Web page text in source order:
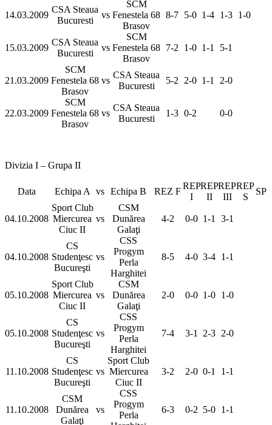
14.03.2009
CSA Steaua
Bucuresti
vs
SCM
Fenestela 68
Brasov
8-7 5-0 1-4 1-3 1-0
15.03.2009
CSA Steaua
Bucuresti
vs
SCM
Fenestela 68
Brasov
7-2 1-0 1-1 5-1
21.03.2009
SCM
Fenestela 68
Brasov
vs
CSA Steaua
Bucuresti
5-2 2-0 1-1 2-0
22.03.2009
SCM
Fenestela 68
Brasov
vs
CSA Steaua
Bucuresti
1-3 0-2 0-0
Divizia I – Grupa II
Data Echipa A vs Echipa B REZ F
REP
I
REP
II
REP
III
REP
S
SP
04.10.2008
Sport Club
Miercurea
Ciuc II
vs
CSM
Dunărea
Galaţi
4-2 0-0 1-1 3-1
04.10.2008
CS
Studenţesc
Bucureşti
vs
CSS
Progym
Perla
Harghitei
8-5 4-0 3-4 1-1
05.10.2008
Sport Club
Miercurea
Ciuc II
vs
CSM
Dunărea
Galaţi
2-0 0-0 1-0 1-0
05.10.2008
CS
Studenţesc
Bucureşti
vs
CSS
Progym
Perla
Harghitei
7-4 3-1 2-3 2-0
11.10.2008
CS
Studenţesc
Bucureşti
vs
Sport Club
Miercurea
Ciuc II
3-2 2-0 0-1 1-1
11.10.2008
CSM
Dunărea
Galaţi
vs
CSS
Progym
Perla
6-3 0-2 5-0 1-1